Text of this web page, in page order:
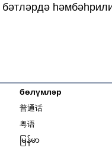
бәтләрдә
бөлүмләр
普通话
粤语
မြန်မာ